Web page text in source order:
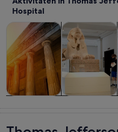
Hospital
Touren und Tagesausflüge
Geschichte &